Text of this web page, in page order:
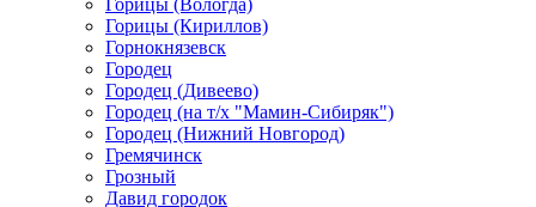
Горицы (Вологда)
Горицы (Кириллов)
Горнокнязевск
Городец
Городец (Дивеево)
Городец (на т/х "Мамин-Сибиряк")
Городец (Нижний Новгород)
Гремячинск
Грозный
Давид городок